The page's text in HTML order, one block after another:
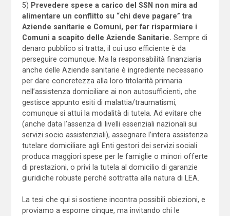
5) Prevedere spese a carico del SSN non mira ad
alimentare un conflitto su “chi deve pagare” tra
Aziende sanitarie e Comuni, per far risparmiare i
Comuni a scapito delle Aziende Sanitarie. Sempre di
denaro pubblico si tratta, il cui uso efficiente è da
perseguire comunque. Ma la responsabilità finanziaria
anche delle Aziende sanitarie è ingrediente necessario
per dare concretezza alla loro titolarità primaria
nell’assistenza domiciliare ai non autosufficienti, che
gestisce appunto esiti di malattia/traumatismi,
comunque si attui la modalità di tutela. Ad evitare che
(anche data l’assenza di livelli essenziali nazionali sui
servizi socio assistenziali), assegnare l’intera assistenza
tutelare domiciliare agli Enti gestori dei servizi sociali
produca maggiori spese per le famiglie o minori offerte
di prestazioni, o privi la tutela al domicilio di garanzie
giuridiche robuste perché sottratta alla natura di LEA.
La tesi che qui si sostiene incontra possibili obiezioni, e
proviamo a esporne cinque, ma invitando chi le